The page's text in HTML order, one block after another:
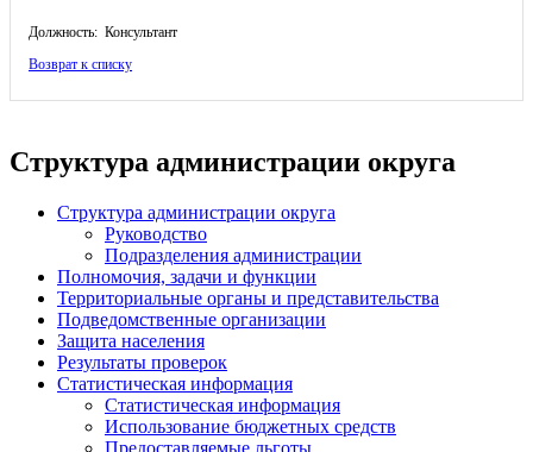
Должность: Консультант
Возврат к списку
Структура администрации округа
Структура администрации округа
Руководство
Подразделения администрации
Полномочия, задачи и функции
Территориальные органы и представительства
Подведомственные организации
Защита населения
Результаты проверок
Статистическая информация
Статистическая информация
Использование бюджетных средств
Предоставляемые льготы